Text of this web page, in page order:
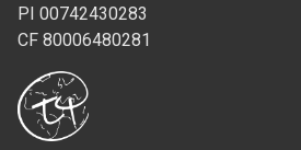
PI 00742430283
CF 80006480281